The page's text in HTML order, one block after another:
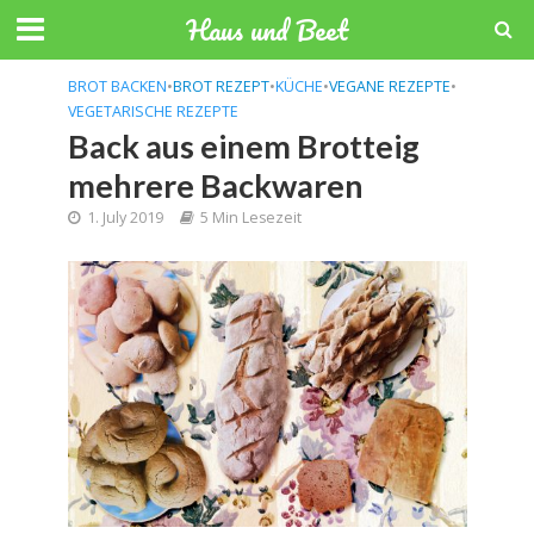
Haus und Beet
BROT BACKEN•BROT REZEPT•KÜCHE•VEGANE REZEPTE•
VEGETARISCHE REZEPTE
Back aus einem Brotteig
mehrere Backwaren
1. July 2019 5 Min Lesezeit